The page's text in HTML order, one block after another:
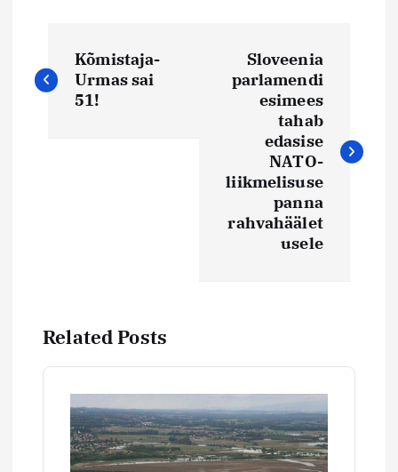
a
r
Kõmistaja-
Urmas sai
51!
Sloveenia
parlamendi
esimees
tahab
edasise
NATO-
liikmelisuse
panna
rahvahäälet
usele
Related Posts